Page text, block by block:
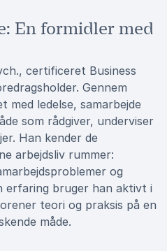
En formidler med
certificeret Business
Gennem
med ledelse, samarbejde
som rådgiver, underviser
Han kender de
arbejdsliv rummer:
og
erfaring bruger han aktivt i
teori og praksis på en
måde.